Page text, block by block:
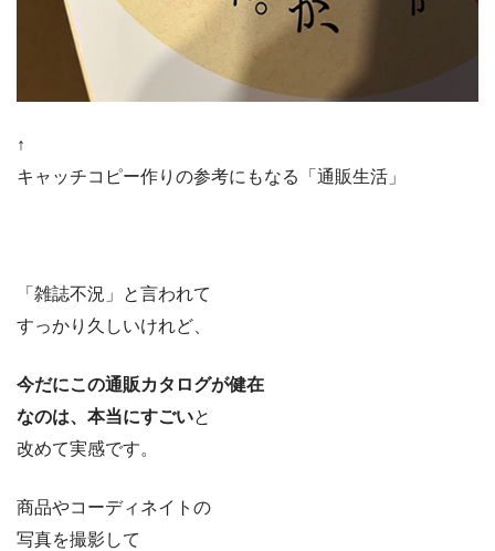
↑
キャッチコピー作りの参考にもなる「通販生活」
「雑誌不況」と言われて
すっかり久しいけれど、
今だにこの通販カタログが健在
なのは、本当にすごいと
改めて実感です。
商品やコーディネイトの
写真を撮影して